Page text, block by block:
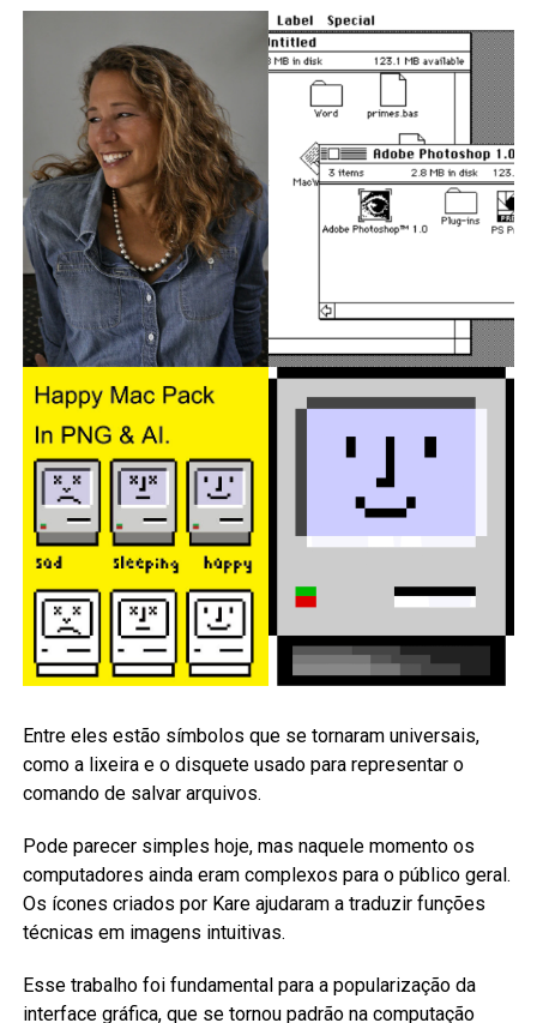
Entre eles estão símbolos que se tornaram universais,
como a lixeira e o disquete usado para representar o
comando de salvar arquivos.
Pode parecer simples hoje, mas naquele momento os
computadores ainda eram complexos para o público geral.
Os ícones criados por Kare ajudaram a traduzir funções
técnicas em imagens intuitivas.
Esse trabalho foi fundamental para a popularização da
interface gráfica, que se tornou padrão na computação